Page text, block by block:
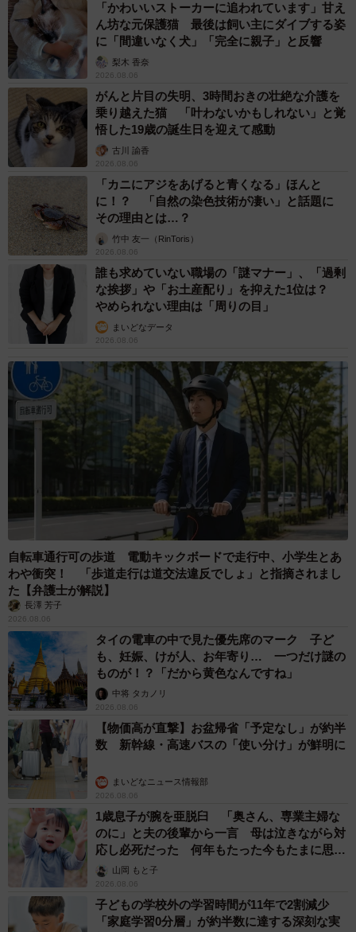
「かわいいストーカーに追われています」甘え
ん坊な元保護猫 最後は飼い主にダイブする姿
に「間違いなく犬」「完全に親子」と反響
梨木 香奈
2026.08.06
がんと片目の失明、3時間おきの壮絶な介護を
乗り越えた猫 「叶わないかもしれない」と覚
悟した19歳の誕生日を迎えて感動
古川 諭香
2026.08.06
「カニにアジをあげると青くなる」ほんと
に！？ 「自然の染色技術が凄い」と話題に
その理由とは…？
竹中 友一（RinToris）
2026.08.06
誰も求めていない職場の「謎マナー」、「過剰
な挨拶」や「お土産配り」を抑えた1位は？
やめられない理由は「周りの目」
まいどなデータ
2026.08.06
自転車通行可の歩道 電動キックボードで走行中、小学生とあ
わや衝突！ 「歩道走行は道交法違反でしょ」と指摘されまし
た【弁護士が解説】
長澤 芳子
2026.08.06
タイの電車の中で見た優先席のマーク 子ど
も、妊娠、けが人、お年寄り… 一つだけ謎の
ものが！？「だから黄色なんですね」
中将 タカノリ
2026.08.06
【物価高が直撃】お盆帰省「予定なし」が約半
数 新幹線・高速バスの「使い分け」が鮮明に
まいどなニュース情報部
2026.08.06
1歳息子が腕を亜脱臼 「奥さん、専業主婦な
のに」と夫の後輩から一言 母は泣きながら対
応し必死だった 何年もたった今もたまに思い
出し…山岡 もと子
2026.08.06
子どもの学校外の学習時間が11年で2割減少
「家庭学習0分層」が約半数に達する深刻な実